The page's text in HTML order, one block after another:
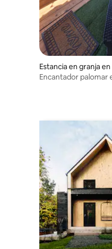
Estancia en granja
villar
Encantador palomar